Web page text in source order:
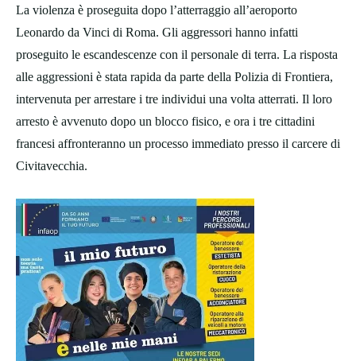
La violenza è proseguita dopo l’atterraggio all’aeroporto
Leonardo da Vinci di Roma. Gli aggressori hanno infatti
proseguito le escandescenze con il personale di terra. La risposta
alle aggressioni è stata rapida da parte della Polizia di Frontiera,
intervenuta per arrestare i tre individui una volta atterrati. Il loro
arresto è avvenuto dopo un blocco fisico, e ora i tre cittadini
francesi affronteranno un processo immediato presso il carcere di
Civitavecchia.